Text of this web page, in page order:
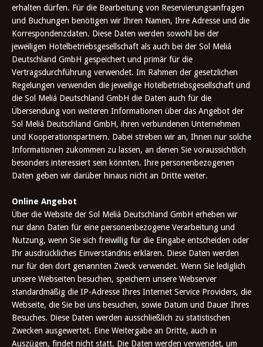
erhalten dürfen. Für die Bearbeitung von Reservierungsanfragen
und Buchungen benötigen wir Ihren Namen, Ihre Adresse und die
Korrespondenzdaten. Diese Daten werden sowohl bei der
jeweiligen Hotelbetriebsgesellschaft als auch bei der Sol Meliá
Deutschland GmbH gespeichert und primär für die
Vertragsdurchführung verwendet. Im Rahmen der gesetzlichen
Regelungen verwenden die jeweilige Hotelbetriebsgesellschaft und
die Sol Meliá Deutschland GmbH die Daten auch für die
Übersendung von weiteren Informationen über das Angebot der
Sol Meliá Deutschland GmbH, ihren verbundenen Unternehmen
und Kooperationspartnern. Dabei streben wir an, Ihnen nur solche
Informationen zukommen zu lassen, an denen Sie voraussichtlich
besonders interessiert sein könnten. Ihre personenbezogenen
Daten geben wir darüber hinaus nicht an Dritte weiter.
Online Angebot
Über die Website der Sol Meliá Deutschland GmbH erheben wir
nur dann Daten für eine personenbezogene Verarbeitung und
Nutzung, wenn Sie sich freiwillig für die Eingabe entscheiden oder
Ihr ausdrückliches Einverständnis erklären. Diese Daten werden
nur für den dort genannten Zweck verwendet. Wenn Sie lediglich
unsere Webseiten besuchen, speichern unsere Webserver
standardmäßig die IP-Adresse Ihres Internet Service Providers, die
Webseite, die Sie bei uns besuchen, sowie Datum und Dauer Ihres
Besuches. Diese Daten werden ausschließlich zu statistischen
Zwecken ausgewertet. Eine Weitergabe an Dritte, auch in
Auszügen, findet nicht statt. Die Daten werden verwendet, um